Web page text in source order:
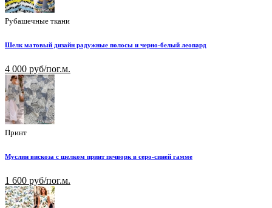
Рубашечные ткани
Шелк матовый дизайн радужные полосы и черно-белый леопард
4 000 руб/пог.м.
Принт
Муслин вискоза с шелком принт печворк в серо-синей гамме
1 600 руб/пог.м.